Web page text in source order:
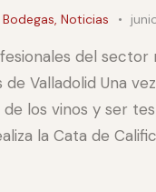
Bodegas, Noticias
del sector
de Valladolid Una
los vinos y ser
la Cata de